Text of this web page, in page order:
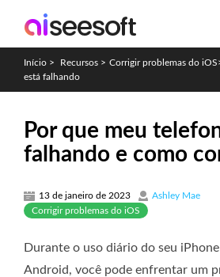
Início > Recursos > Corrigir problemas do iOS
está falhando
Por que meu
falhando e como
13 de janeiro de 2023
Ashley Mae
Corrigir problemas do iOS
Durante o uso diário do seu
Android, você pode enfrentar um